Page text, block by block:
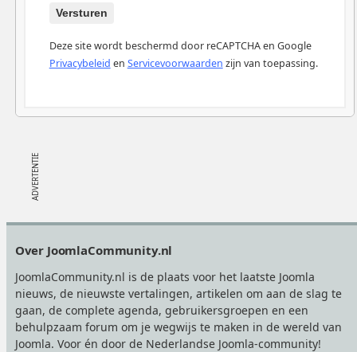
Versturen
Deze site wordt beschermd door reCAPTCHA en Google
Privacybeleid en Servicevoorwaarden zijn van toepassing.
Over JoomlaCommunity.nl
JoomlaCommunity.nl is de plaats voor het laatste Joomla
nieuws, de nieuwste vertalingen, artikelen om aan de slag te
gaan, de complete agenda, gebruikersgroepen en een
behulpzaam forum om je wegwijs te maken in de wereld van
Joomla. Voor én door de Nederlandse Joomla-community!